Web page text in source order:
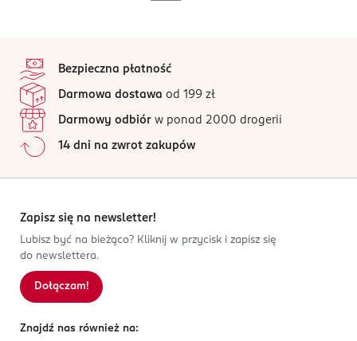
Bezpieczna płatność
Darmowa dostawa od 199 zł
Darmowy odbiór w ponad 2000 drogerii
14 dni na zwrot zakupów
Zapisz się na newsletter!
Lubisz być na bieżąco? Kliknij w przycisk i zapisz się
do newslettera.
Dołączam!
Znajdź nas również na: